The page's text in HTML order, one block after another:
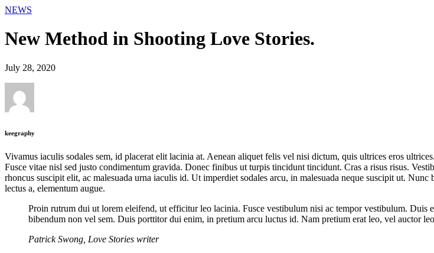
NEWS
New Method in Shooting Love Stories.
July 28, 2020
keegraphy
Vivamus iaculis sodales sem, id placerat elit lacinia at. Aenean aliquet felis vel nisi dictum, quis ultrices eros
Fusce vitae nisl sed justo condimentum gravida. Donec finibus ut turpis tincidunt tincidunt. Cras a risus risus.
rhoncus suscipit elit, ac malesuada urna iaculis id. Ut imperdiet sodales arcu, in malesuada neque suscipit ut.
lectus a, elementum augue.
Proin rutrum dui ut lorem eleifend, ut efficitur leo lacinia. Fusce vestibulum nisi ac tempor vestibulum. Duis
bibendum non vel sem. Duis porttitor dui enim, in pretium arcu luctus id. Nam pretium erat leo, vel auctor
Patrick Swong, Love Stories writer